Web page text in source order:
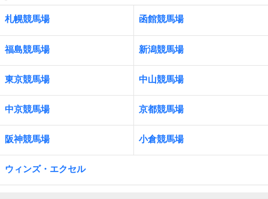
札幌競馬場 函館競馬場
福島競馬場 新潟競馬場
東京競馬場 中山競馬場
中京競馬場 京都競馬場
阪神競馬場 小倉競馬場
ウィンズ・エクセル